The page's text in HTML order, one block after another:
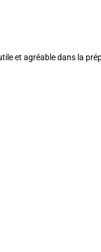
et agréable dans la